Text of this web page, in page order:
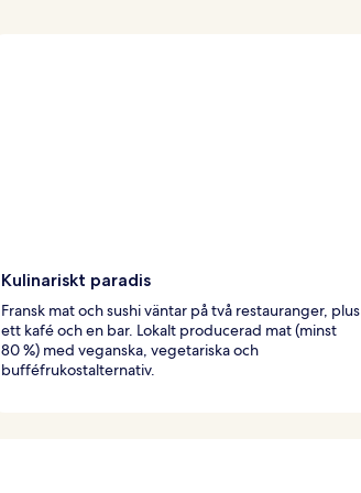
Kulinariskt paradis
Fransk mat och sushi väntar på två restauranger, plus
ett kafé och en bar. Lokalt producerad mat (minst
80 %) med veganska, vegetariska och
bufféfrukostalternativ.